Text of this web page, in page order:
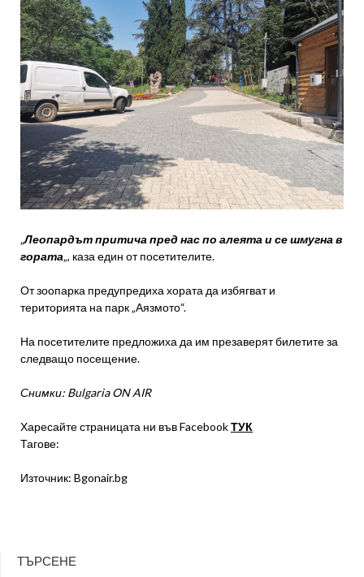
„Леопардът притича пред нас по алеята и се шмугна в
гората„, каза един от посетителите.
От зоопарка предупредиха хората да избягват и
територията на парк „Аязмото“.
На посетителите предложиха да им презаверят билетите за
следващо посещение.
Снимки: Bulgaria ON AIR
Харесайте страницата ни във FacebookТУК
Тагове:
Източник: Bgonair.bg
ТЪРСЕНЕ